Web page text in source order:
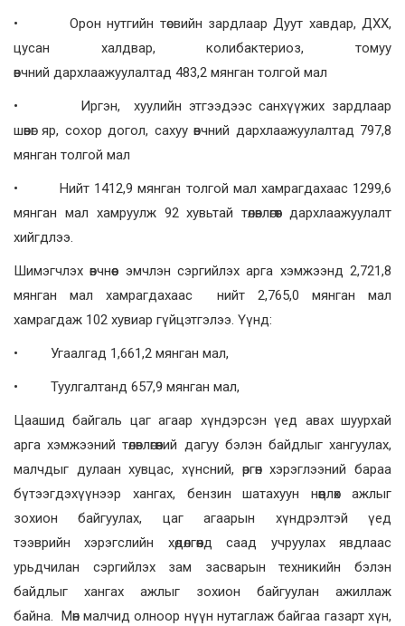
• Орон нутгийн төсвийн зардлаар Дуут хавдар, ДХХ,
цусан халдвар, колибактериоз, томуу
өвчний дархлаажуулалтад 483,2 мянган толгой мал
• Иргэн, хуулийн этгээдээс санхүүжих зардлаар
шөвөг яр, сохор догол, сахуу өвчний дархлаажуулалтад 797,8
мянган толгой мал
• Нийт 1412,9 мянган толгой мал хамрагдахаас 1299,6
мянган мал хамруулж 92 хувьтай төлөвлөгөөт дархлаажуулалт
хийгдлээ.
Шимэгчлэх өвчнөөс эмчлэн сэргийлэх арга хэмжээнд 2,721,8
мянган мал хамрагдахаас нийт 2,765,0 мянган мал
хамрагдаж 102 хувиар гүйцэтгэлээ. Үүнд:
• Угаалгад 1,661,2 мянган мал,
• Туулгалтанд 657,9 мянган мал,
Цаашид байгаль цаг агаар хүндэрсэн үед авах шуурхай
арга хэмжээний төлөвлөгөөний дагуу бэлэн байдлыг хангуулах,
малчдыг дулаан хувцас, хүнсний, өргөн хэрэглээний бараа
бүтээгдэхүүнээр хангах, бензин шатахуун нөөцлөх ажлыг
зохион байгуулах, цаг агаарын хүндрэлтэй үед
тээврийн хэрэгслийн хөдөлгөөнд саад учруулах явдлаас
урьдчилан сэргийлэх зам засварын техникийн бэлэн
байдлыг хангах ажлыг зохион байгуулан ажиллаж
байна. Мөн малчид олноор нүүн нутаглаж байгаа газарт хүн,